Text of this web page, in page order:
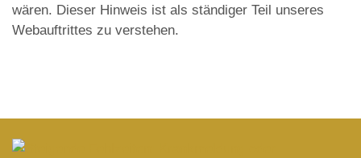
wären. Dieser Hinweis ist als ständiger Teil unseres
Webauftrittes zu verstehen.